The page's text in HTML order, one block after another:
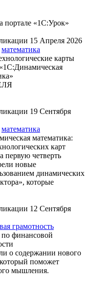
портале «1С:Урок»
15 Апреля 2026
математика
карты
19 Сентября
математика
математика:
карт
первую четверть
новые
динамических
которые
12 Сентября
грамотность
финансовой
о содержании нового
который поможет
мышления.